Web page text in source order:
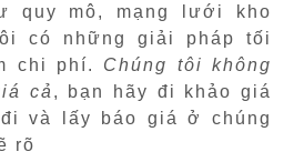
quy mô, mạng lưới kho
có những giải pháp tối
chi phí. Chúng tôi không
cả , bạn hãy đi khảo giá
và lấy báo giá ở chúng
rõ